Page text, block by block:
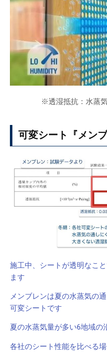
※透湿抵抗：水蒸
可変シート『メン
施工中、シートが透明なこ
ます
メンブレンは夏の水蒸気の
可変シートです
夏の水蒸気量が多い6地域の
各社のシート性能を比べる